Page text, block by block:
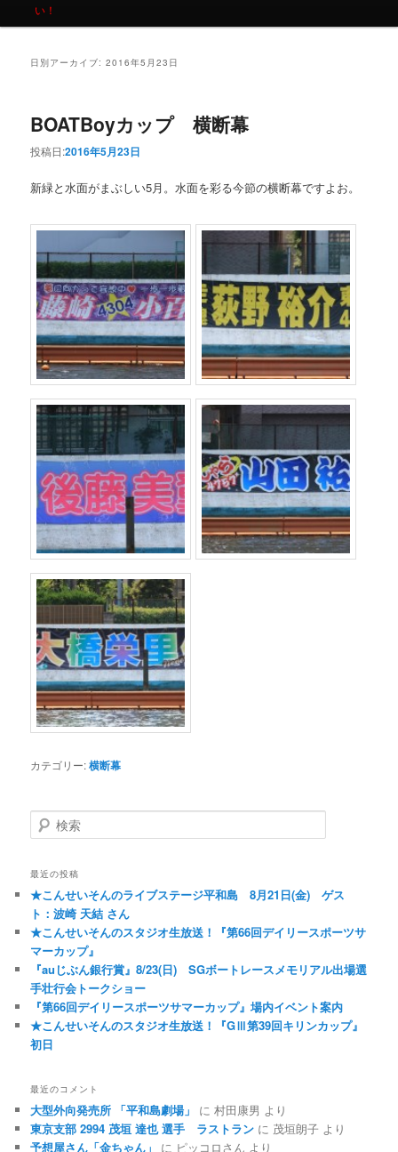
い！
日別アーカイブ:2016年5月23日
BOATBoyカップ 横断幕
投稿日:2016年5月23日
新緑と水面がまぶしい5月。水面を彩る今節の横断幕ですよお。
カテゴリー:横断幕
検索
最近の投稿
★こんせいそんのライブステージ平和島 8月21日(金) ゲス
ト：波崎 天結 さん
★こんせいそんのスタジオ生放送！『第66回デイリースポーツサ
マーカップ』
『auじぶん銀行賞』8/23(日) SGボートレースメモリアル出場選
手壮行会トークショー
『第66回デイリースポーツサマーカップ』場内イベント案内
★こんせいそんのスタジオ生放送！『GⅢ第39回キリンカップ』
初日
最近のコメント
大型外向発売所 「平和島劇場」 に村田康男 より
東京支部 2994 茂垣 達也 選手 ラストラン に 茂垣朗子 より
予想屋さん「金ちゃん」
に ピッコロさん より